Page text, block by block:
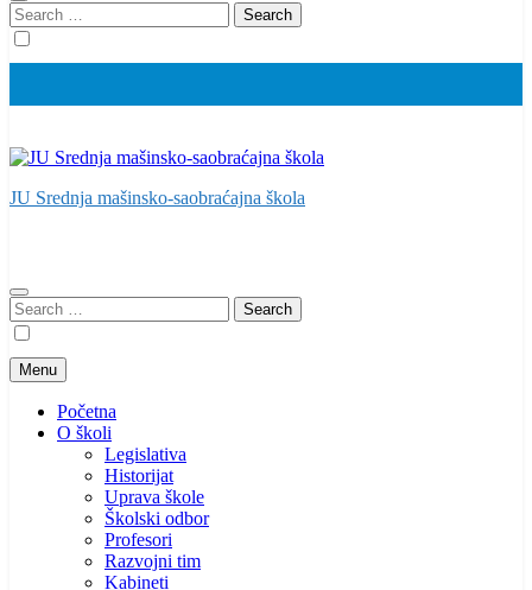
Search
for:
JU Srednja mašinsko-saobraćajna škola
Search
for:
Menu
Početna
O školi
Legislativa
Historijat
Uprava škole
Školski odbor
Profesori
Razvojni tim
Kabineti